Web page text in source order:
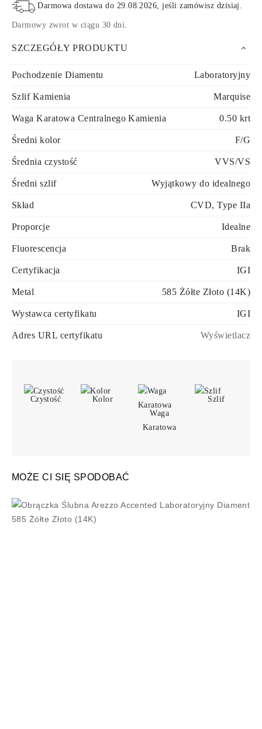
Darmowa dostawa do 29.08.2026 , jeśli zamówisz dzisiaj
Darmowy zwrot w ciągu 30 dni
SZCZEGÓŁY PRODUKTU
Pochodzenie Diamentu Laboratoryjny
Szlif Kamienia Marquise
Waga Karatowa Centralnego Kamienia 0.50 krt
Średni kolor F/G
Średnia czystość VVS/VS
Średni szlif Wyjątkowy do idealnego
Skład CVD, Type IIa
Proporcje Idealne
Fluorescencja Brak
Certyfikacja IGI
Metal 585 Żółte Złoto (14K)
Wystawca certyfikatu IGI
Adres URL certyfikatu Wyświetlacz
Czystość
Kolor
Waga
Karatowa
Szlif
MOŻE CI SIĘ SPODOBAĆ